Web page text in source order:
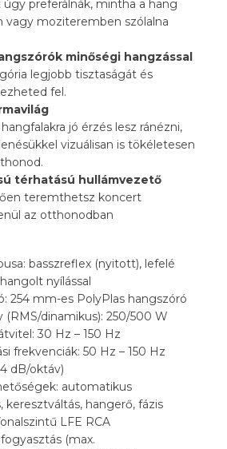
preferálnák, mintha a hang
vagy moziteremben szólalna
minőségi hangzással
legjobb tisztaságát és
fel.
jó érzés lesz ránézni,
vizuálisan is tökéletesen
térhatású hullámvezető
teremthetsz koncert
az otthonodban
basszreflex (nyitott), lefelé
nyílással
254 mm-es PolyPlas hangszóró
(RMS/dinamikus): 250/500 W
30 Hz – 150 Hz
frekvenciák: 50 Hz – 150 Hz
dB/oktáv)
automatikus
keresztváltás, hangerő, fázis
LFE RCA
(max.